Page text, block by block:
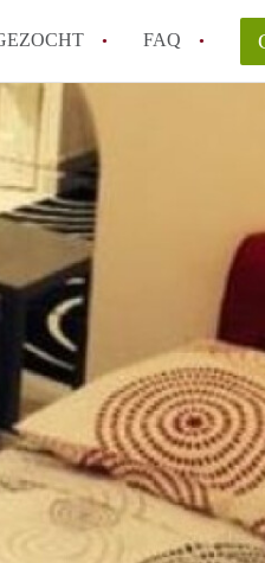
FAQ
KamerDelft!
privacyverklaring van KamerDelft?
Kamer-Delft makelaarsvergoeding/
verantwoordelijk voor de
vragen